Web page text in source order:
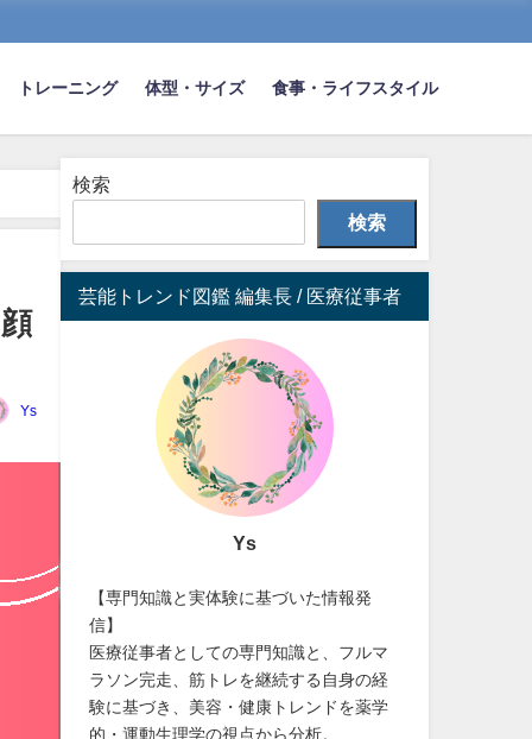
トレーニング 体型・サイズ 食事・ライフスタイル
Ys
検索
検索
芸能トレンド図鑑 編集長 / 医療従事者
Ys
【専門知識と実体験に基づいた情報発
信】
医療従事者としての専門知識と、フルマ
ラソン完走、筋トレを継続する自身の経
験に基づき、美容・健康トレンドを薬学
的・運動生理学の視点から分析。